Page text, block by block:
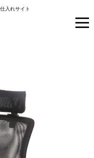
入れサイト